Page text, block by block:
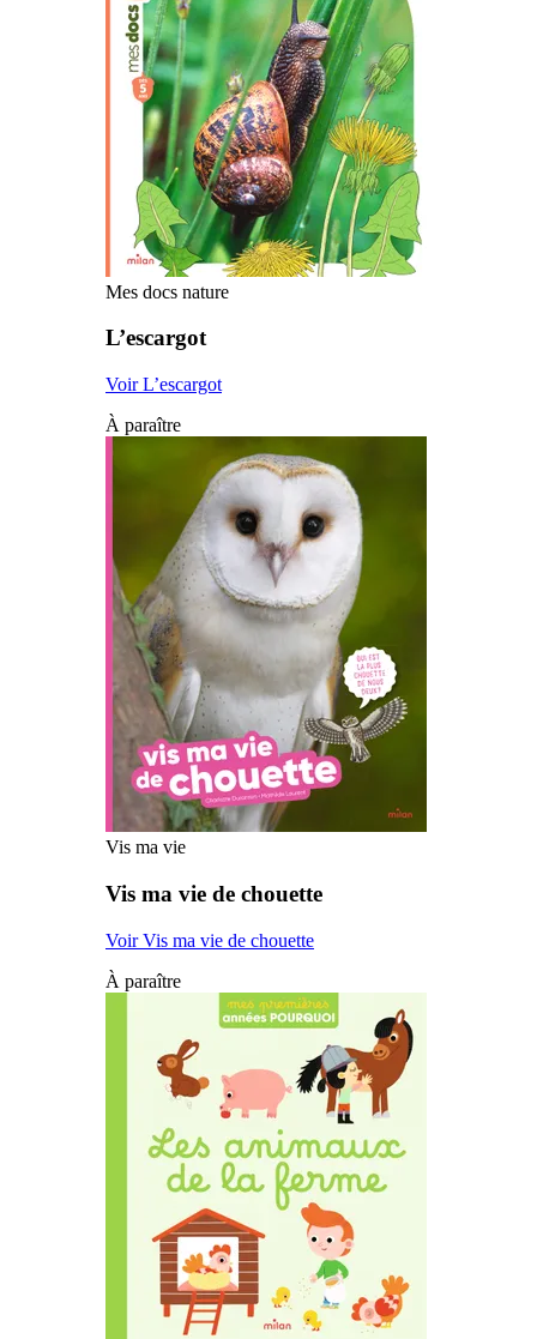
Mes docs nature
L’escargot
Voir L’escargot
À paraître
Vis ma vie
Vis ma vie de chouette
Voir Vis ma vie de chouette
À paraître